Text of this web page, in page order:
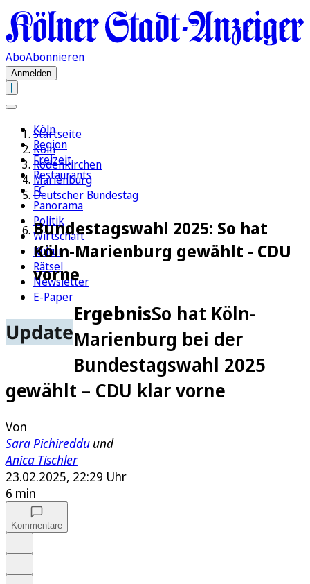
AboAbonnieren
Anmelden
Köln
Region
Freizeit
Restaurants
FC
Panorama
Politik
Wirtschaft
Kultur
Rätsel
Newsletter
E-Paper
Startseite
Köln
Rodenkirchen
Marienburg
Deutscher Bundestag
Bundestagswahl 2025: So hat
Köln-Marienburg gewählt - CDU
vorne
Update
ErgebnisSo hat Köln-
Marienburg bei der
Bundestagswahl 2025
gewählt – CDU klar vorne
Von
Sara Pichireddu und
Anica Tischler
23.02.2025, 22:29 Uhr
6 min
Kommentare